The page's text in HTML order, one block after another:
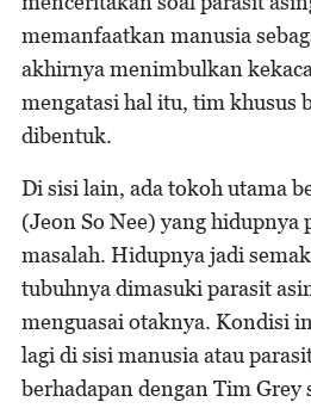
memanfaatkan manusia
akhirnya menimbulkan
mengatasi hal itu, tim khusus
dibentuk.
Di sisi lain, ada tokoh utama
(Jeon So Nee) yang hidupnya
masalah. Hidupnya jadi
tubuhnya dimasuki parasit
menguasai otaknya. Kondisi
lagi di sisi manusia atau
berhadapan dengan Tim Grey